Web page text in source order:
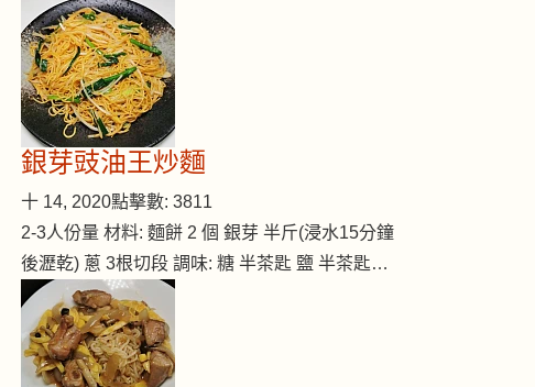
銀芽豉油王炒麵
十 14, 2020點擊數: 3811
2-3人份量 材料: 麵餅 2 個 銀芽 半斤(浸水15分鐘
後瀝乾) 蔥 3根切段 調味: 糖 半茶匙 鹽 半茶匙…